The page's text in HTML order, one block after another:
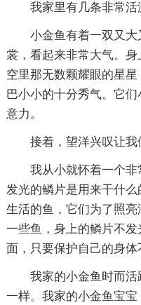
我家里有几条非常活
小金鱼有着一双又
裳，看起来非常大气。
空里那无数颗耀眼的星
巴小小的十分秀气。它
意力。
接着，望洋兴叹让
我从小就怀着一个
发光的鳞片是用来干什
生活的鱼，它们为了照
一些鱼，身上的鳞片不
面，只要保护自己的身体
我家的小金鱼时而
一样。我家的小金鱼宝